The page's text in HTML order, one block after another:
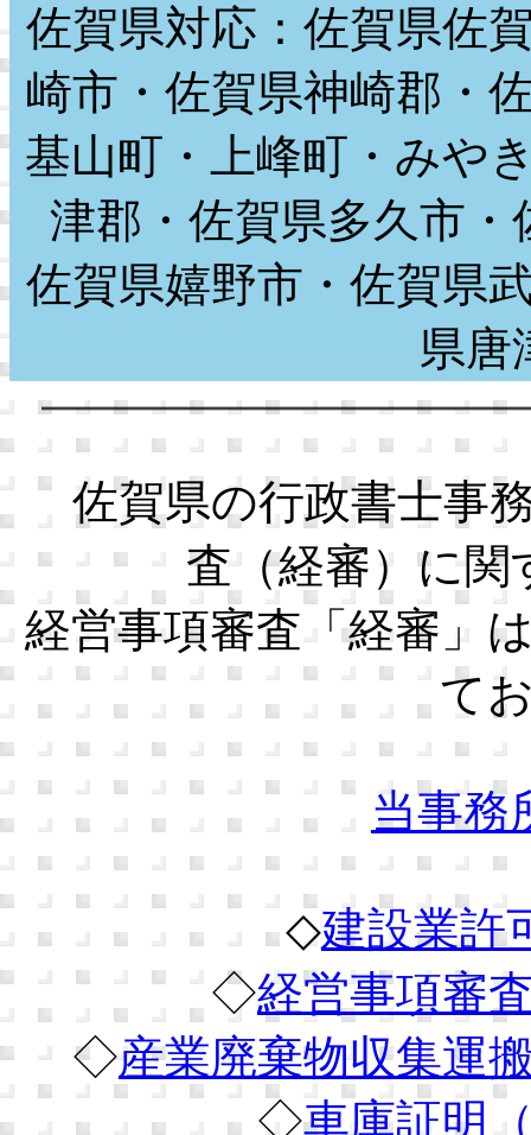
佐賀県対応：佐賀県佐
崎市・佐賀県神崎郡・
基山町・上峰町・みや
津郡・佐賀県多久市
佐賀県嬉野市・佐賀県
県
佐賀県の行政書士事
査（経審）に関
経営事項審査「経審」
て
当事務
◇建設業許
◇経営事項審
◇産業廃棄物収集運
◇車庫証明